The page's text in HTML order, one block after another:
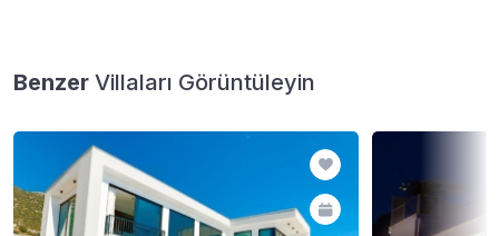
Benzer Villaları Görüntüleyin